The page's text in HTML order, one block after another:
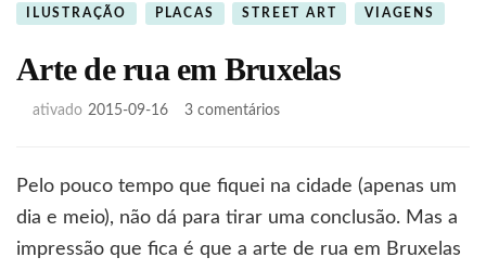
ILUSTRAÇÃO PLACAS STREET ART VIAGENS
Arte de rua em Bruxelas
ativado 2015-09-16 3 comentáriosem
Bruxelas
Pelo pouco tempo que fiquei na cidade (apenas um
dia e meio), não dá para tirar uma conclusão. Mas a
impressão que fica é que a arte de rua em Bruxelas